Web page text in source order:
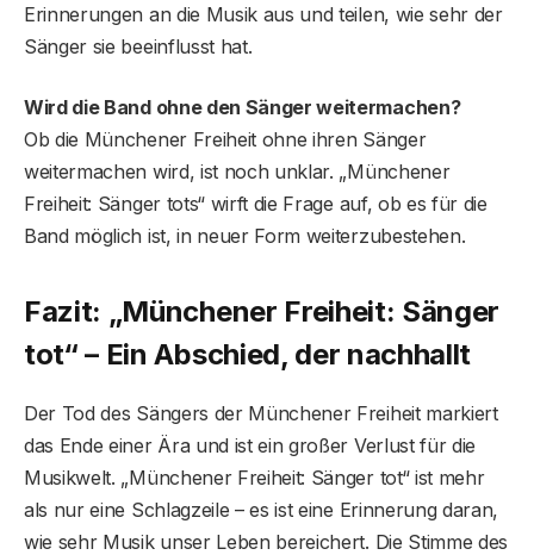
Erinnerungen an die Musik aus und teilen, wie sehr der
Sänger sie beeinflusst hat.
Wird die Band ohne den Sänger weitermachen?
Ob die Münchener Freiheit ohne ihren Sänger
weitermachen wird, ist noch unklar. „Münchener
Freiheit: Sänger tots“ wirft die Frage auf, ob es für die
Band möglich ist, in neuer Form weiterzubestehen.
Fazit: „Münchener Freiheit: Sänger
tot“ – Ein Abschied, der nachhallt
Der Tod des Sängers der Münchener Freiheit markiert
das Ende einer Ära und ist ein großer Verlust für die
Musikwelt. „Münchener Freiheit: Sänger tot“ ist mehr
als nur eine Schlagzeile – es ist eine Erinnerung daran,
wie sehr Musik unser Leben bereichert. Die Stimme des